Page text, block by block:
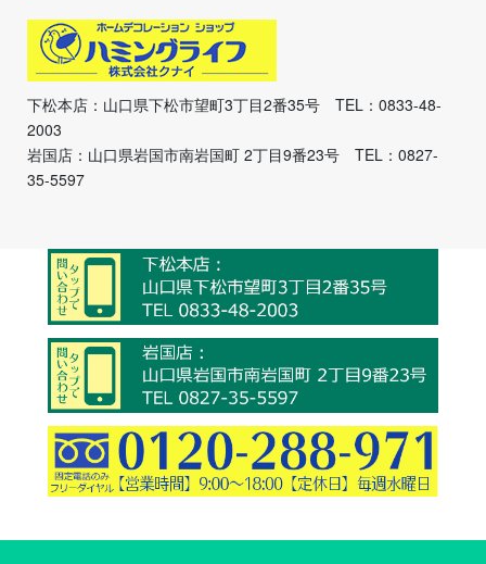
下松本店：山口県下松市望町3丁目2番35号 TEL：0833-48-
2003
岩国店：山口県岩国市南岩国町 2丁目9番23号 TEL：0827-
35-5597